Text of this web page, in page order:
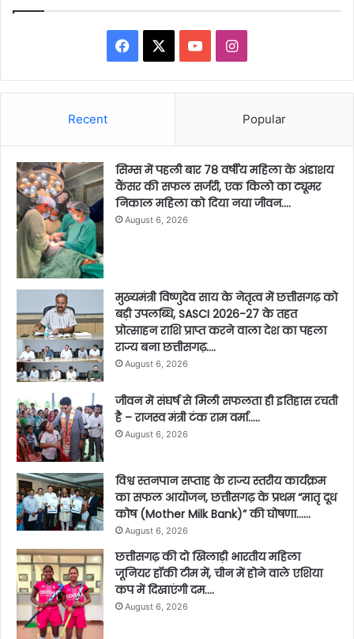
Facebook YouTubeInstagram
Recent Popular
सिम्स में पहली बार 78 वर्षीय महिला के अंडाशय
कैंसर की सफल सर्जरी, एक किलो का ट्यूमर
निकाल महिला को दिया नया जीवन….
August 6, 2026
मुख्यमंत्री विष्णुदेव साय के नेतृत्व में छत्तीसगढ़ को
बड़ी उपलब्धि, SASCI 2026-27 के तहत
प्रोत्साहन राशि प्राप्त करने वाला देश का पहला
राज्य बना छत्तीसगढ़….
August 6, 2026
जीवन में संघर्ष से मिली सफलता ही इतिहास रचती
है – राजस्व मंत्री टंक राम वर्मा…..
August 6, 2026
विश्व स्तनपान सप्ताह के राज्य स्तरीय कार्यक्रम
का सफल आयोजन, छत्तीसगढ़ के प्रथम “मातृ दूध
कोष (Mother Milk Bank)” की घोषणा……
August 6, 2026
छत्तीसगढ़ की दो खिलाड़ी भारतीय महिला
जूनियर हॉकी टीम में, चीन में होने वाले एशिया
कप में दिखाएंगी दम….
August 6, 2026